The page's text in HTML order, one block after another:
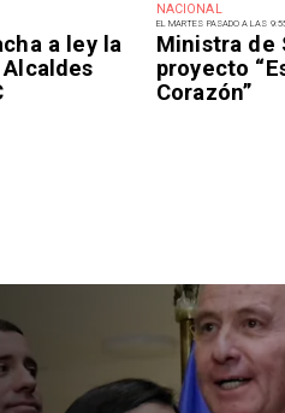
a ley la
NACIONAL
EL MARTES PASADO A LAS
Ministra de
proyecto
Corazón”